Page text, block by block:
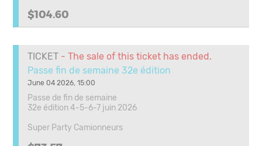
$104.60
TICKET - The sale of this ticket has ended.
Passe fin de semaine 32e édition
June 04 2026, 15:00
Passe de fin de semaine
32e édition 4-5-6-7 juin 2026
Super Party Camionneurs